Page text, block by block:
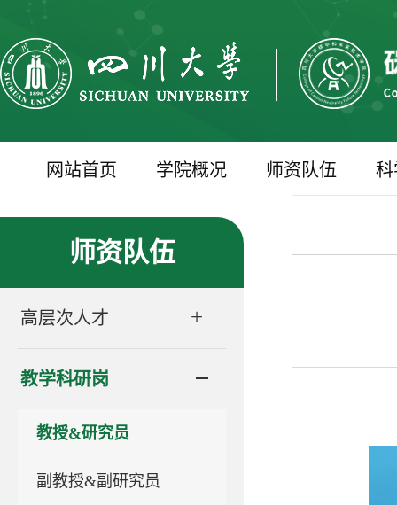
网站首页 学院概况 师资队伍 科
师资队伍
高层次人才 +
教学科研岗
教授&研究员
副教授&副研究员